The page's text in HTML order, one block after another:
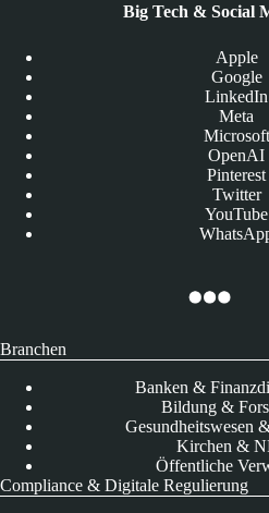
Big Tech & Social
Apple
Google
LinkedIn
Meta
Microsoft
OpenAI
Pinterest
Twitter
YouTube
Branchen
Banken &
Bildung &
Gesundheitswesen
Kirchen &
Öffentliche
Compliance & Digitale Regulierung